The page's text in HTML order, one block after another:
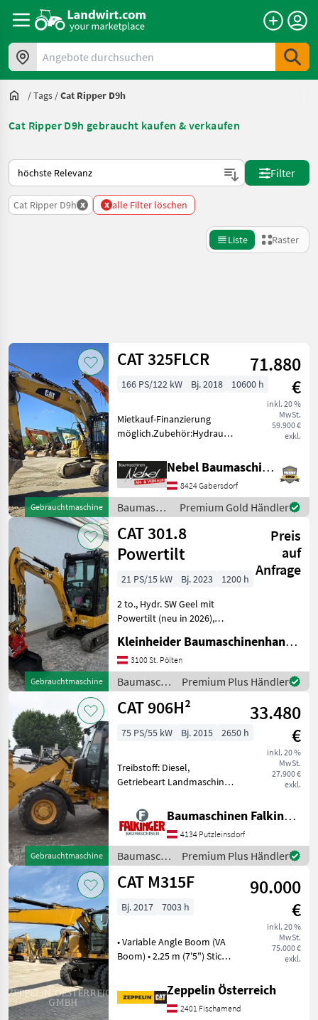
Angebote durchsuchen
/Tags /Cat Ripper D9h
Cat Ripper D9h gebraucht kaufen & verkaufen
So wird auf Landwirt.com sortiert
Filter
Cat Ripper D9h x x alle Filter löschen
Liste Raster
Kategorie 2 Land Filter
AKTUELLER
PFAD
Cat
Ripper
D9h
KATEGORIE
WÄHLEN
Landtechnik
1.826
Bautechnik
596
Kommunaltechnik
Forsttechnik
77
PKW / LKW / Moped
34
Sonstiges
31
Alle 8
anzeigen
MARKTPLATZ
Marktplatz Händlerangebote Kleinanzeigen
Zurücksetzen
Ergebnisse
anzeigen
Gebrauchtmaschine
CAT 325FLCR
71.880
€
inkl. 20 %
MwSt.
59.900 €
exkl.
166 PS/122 kW Bj. 2018 10600 h
Mietkauf-Finanzierung
möglich.Zubehör:Hydraulischer
1400mm. Baumaschinen
Kettenbagger
Nebel Baumaschinen
8424 Gabersdorf
Baumaschinen
/ CAT
Premium Gold Händler
Gebrauchtmaschine
CAT 301.8
Powertilt
Preis
auf
Anfrage
21 PS/15 kW Bj. 2023
1200 h
2 to., Hydr. SW Geel mit
Powertilt (neu in 2026),
2x doppelwirkend, Hydr. SW
Leitung, 3 Löffel
Baumaschinen Minibagger
Kleinheider Baumaschinenhandel GmbH.
3100 St. Pölten
Baumaschinen
/ CAT
Premium Plus Händler
Gebrauchtmaschine
CAT 906H²
33.480
€
inkl. 20 %
MwSt.
27.900 €
exkl.
75 PS/55 kW Bj. 2015 2650 h
Treibstoff: Diesel,
Getriebeart Landmaschine:
Schnellwechselrahmen,
Zugmaul, Zusatz-
Hydraulikkreis, hydr.
Geräteverriegelung mit
Schaufel und Ga
Baumaschinen Falkinger
4134 Putzleinsdorf
Baumaschinen
/ CAT
Premium Plus Händler
CAT M315F
90.000
€
inkl. 20 %
MwSt.
75.000 €
exkl.
Bj. 2017 7003 h
• Variable Angle Boom (VA
Boom) • 2.25 m (7'5") Stick •
Coupler • Full Hydraulic
Package incl. Grapple Piping
• Rear Dozer Blade • Air-
Zeppelin Österreich
2401 Fischamend